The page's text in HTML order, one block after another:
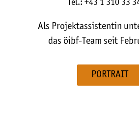
Tel.: +43 1 310 33
Als Projektassistentin
das öibf-Team seit
PORTRAIT